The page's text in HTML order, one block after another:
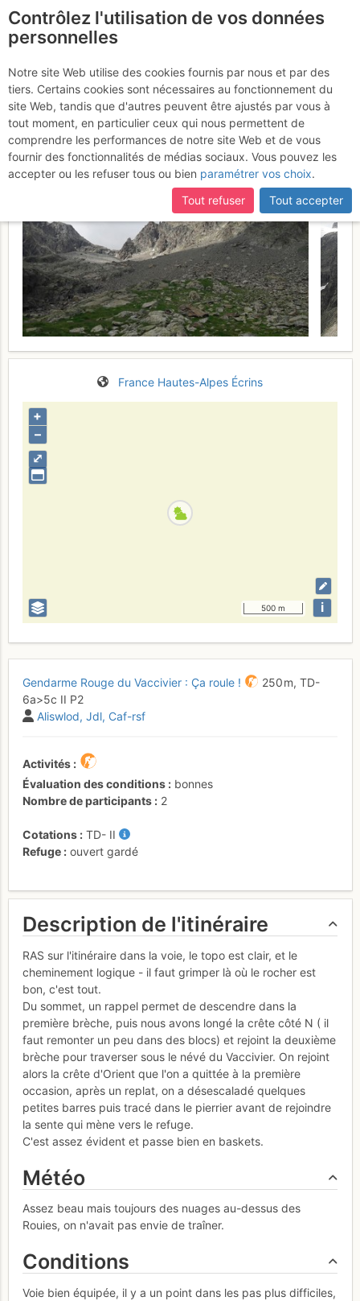
certaines pages ne sont plus accessibles, manquantes ou
incomplètes, déconnectez-vous puis reconnectez-vous à votre
compte sur le site.
Gendarme Rouge du
Vaccivier : Ça roule !
Mercredi
12 juillet 2017
France Hautes-Alpes Écrins
⤢
+
–
500 m i
Gendarme Rouge du Vaccivier : Ça roule ! 250 m, TD-
6a>5c II P2
Aliswlod Jdl Caf-rsf
Activités
Évaluation des conditions
bonnes
Nombre de participants
2
Cotations TD- II
Refuge
ouvert gardé
Description de l'itinéraire
RAS sur l'itinéraire dans la voie, le topo est clair, et le
cheminement logique - il faut grimper là où le rocher est
bon, c'est tout.
Du sommet, un rappel permet de descendre dans la
première brèche, puis nous avons longé la crête côté N ( il
faut remonter un peu dans des blocs) et rejoint la deuxième
brèche pour traverser sous le névé du Vaccivier. On rejoint
alors la crête d'Orient que l'on a quittée à la première
occasion, après un replat, on a désescaladé quelques
petites barres puis tracé dans le pierrier avant de rejoindre
la sente qui mène vers le refuge.
C'est assez évident et passe bien en baskets.
Météo
Assez beau mais toujours des nuages au-dessus des
Rouies, on n'avait pas envie de traîner.
Conditions
Voie bien équipée, il y a un point dans les pas plus difficiles,
Contrôlez l'utilisation de vos données
personnelles
Notre site Web utilise des cookies fournis par nous et par des
tiers. Certains cookies sont nécessaires au fonctionnement du
site Web, tandis que d'autres peuvent être ajustés par vous à
tout moment, en particulier ceux qui nous permettent de
comprendre les performances de notre site Web et de vous
fournir des fonctionnalités de médias sociaux. Vous pouvez les
accepter ou les refuser tous ou bien paramétrer vos choix.
Tout refuser
Tout accepter